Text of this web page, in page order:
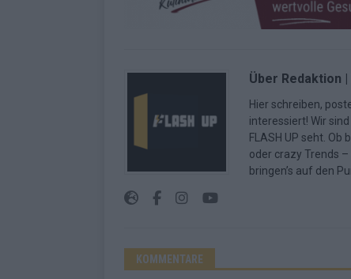
Über Redaktion |
Hier schreiben,
interessiert! Wir
FLASH UP seht.
oder crazy Trends
bringen’s auf den
KOMMENTARE